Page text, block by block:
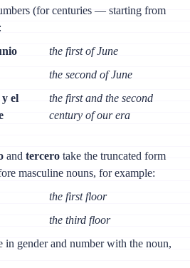
(for centuries — starting from
the first of June
the second of June
el
the first and the second
century of our era
andtercero take the truncated form
masculine nouns, for example:
the first floor
the third floor
in gender and number with the noun,